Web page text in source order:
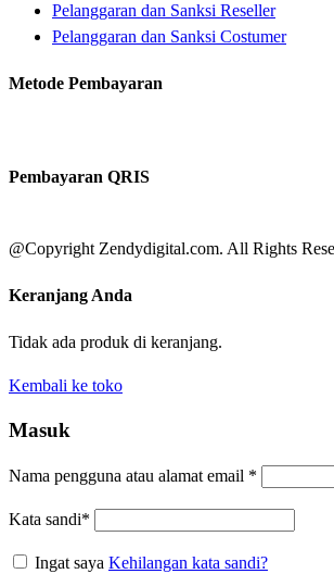
Pelanggaran dan Sanksi Reseller
Pelanggaran dan Sanksi Costumer
Metode Pembayaran
Pembayaran QRIS
@Copyright Zendydigital.com. All Rights
Keranjang Anda
Tidak ada produk di keranjang.
Kembali ke toko
Masuk
Nama pengguna atau alamat email *
Kata sandi*
Ingat saya Kehilangan kata sandi?